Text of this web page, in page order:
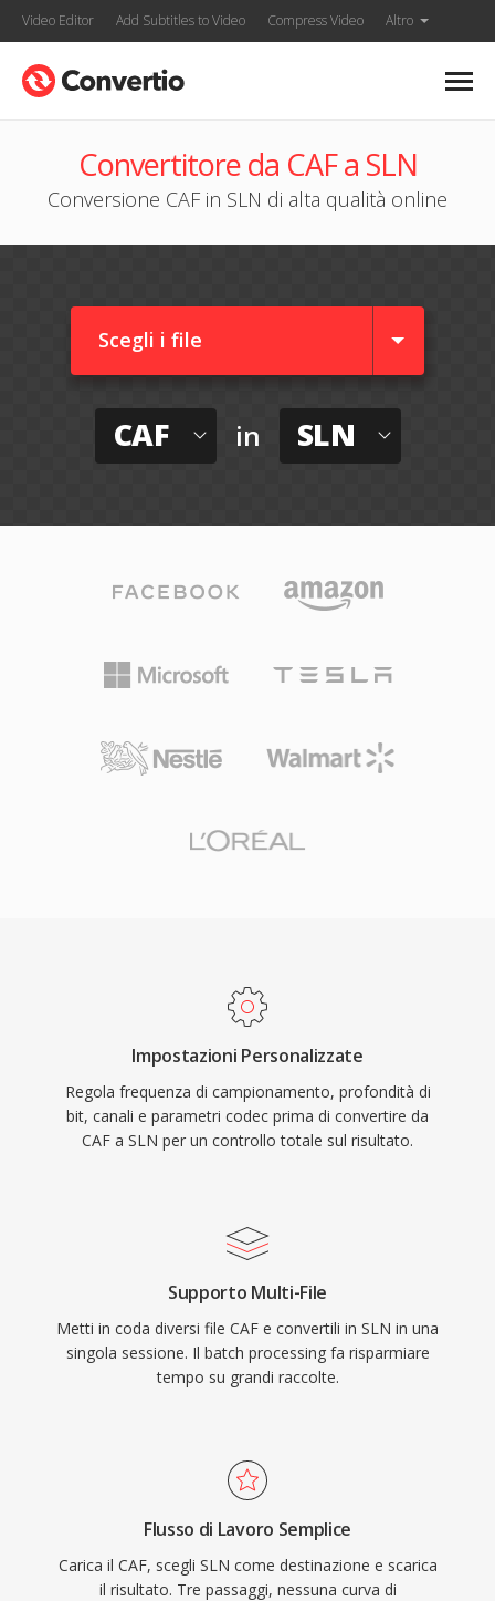
Video Editor Add Subtitles to Video Compress Video Altro
Convertitore da CAF a SLN
Conversione CAF in SLN di alta qualità online
Scegli i file
CAF in SLN
Impostazioni Personalizzate
Regola frequenza di campionamento, profondità di
bit, canali e parametri codec prima di convertire da
CAF a SLN per un controllo totale sul risultato.
Supporto Multi-File
Metti in coda diversi file CAF e convertili in SLN in una
singola sessione. Il batch processing fa risparmiare
tempo su grandi raccolte.
Flusso di Lavoro Semplice
Carica il CAF, scegli SLN come destinazione e scarica
il risultato. Tre passaggi, nessuna curva di